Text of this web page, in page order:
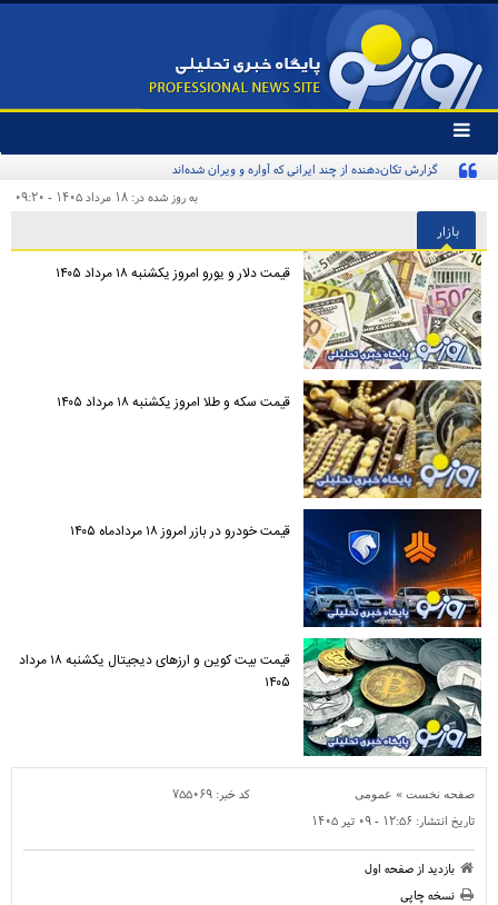
تغییر
وضعیت
منوی
ها
گزارش تکان‌دهنده از چند ایرانی که آواره و ویران شده‌اند
به روز شده در: ۱۸ مرداد ۱۴۰۵ - ۰۹:۲۰
بازار
قیمت دلار و یورو امروز یکشنبه ۱۸ مرداد ۱۴۰۵
قیمت سکه و طلا امروز یکشنبه ۱۸ مرداد ۱۴۰۵
قیمت خودرو در بازر امروز ۱۸ مردادماه ۱۴۰۵
قیمت بیت کوین و ارز‌های دیجیتال یکشنبه ۱۸ مرداد
۱۴۰۵
صفحه نخست » عمومی کد خبر: ۷۵۵۰۶۹
تاریخ انتشار: ۱۲:۵۶ - ۰۹ تير ۱۴۰۵
بازدید از صفحه اول
نسخه چاپی